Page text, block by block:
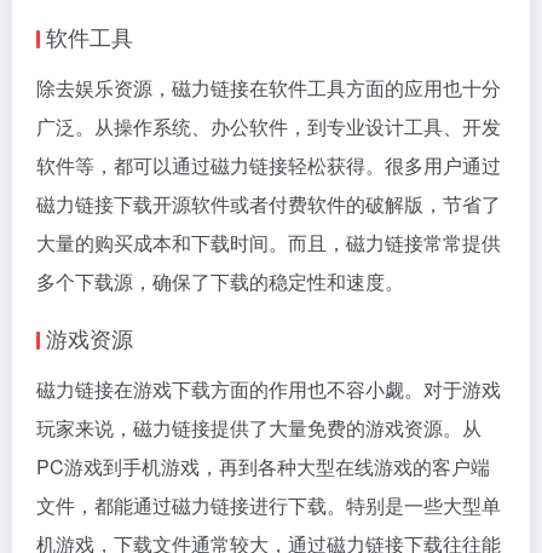
软件工具
除去娱乐资源，磁力链接在软件工具方面的应用也十分
广泛。从操作系统、办公软件，到专业设计工具、开发
软件等，都可以通过磁力链接轻松获得。很多用户通过
磁力链接下载开源软件或者付费软件的破解版，节省了
大量的购买成本和下载时间。而且，磁力链接常常提供
多个下载源，确保了下载的稳定性和速度。
游戏资源
磁力链接在游戏下载方面的作用也不容小觑。对于游戏
玩家来说，磁力链接提供了大量免费的游戏资源。从
PC游戏到手机游戏，再到各种大型在线游戏的客户端
文件，都能通过磁力链接进行下载。特别是一些大型单
机游戏，下载文件通常较大，通过磁力链接下载往往能